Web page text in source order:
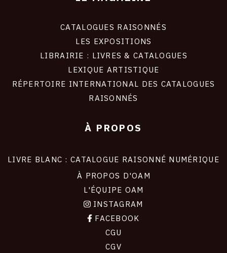
CATALOGUES RAISONNÉS
LES EXPOSITIONS
LIBRAIRIE : LIVRES & CATALOGUES
LEXIQUE ARTISTIQUE
RÉPERTOIRE INTERNATIONAL DES CATALOGUES
RAISONNÉS
À PROPOS
LIVRE BLANC : CATALOGUE RAISONNÉ NUMÉRIQUE
À PROPOS D'OAM
L'ÉQUIPE OAM
INSTAGRAM
FACEBOOK
CGU
CGV